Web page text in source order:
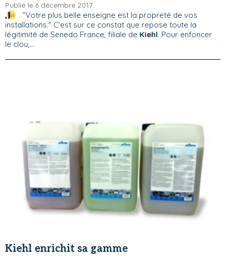
Publié le 6 décembre 2017
"Votre plus belle enseigne est la propreté de vos
installations." C’est sur ce constat que repose toute la
légitimité de Senedo France, filiale de Kiehl. Pour enfoncer
le clou,...
Kiehl enrichit sa gamme